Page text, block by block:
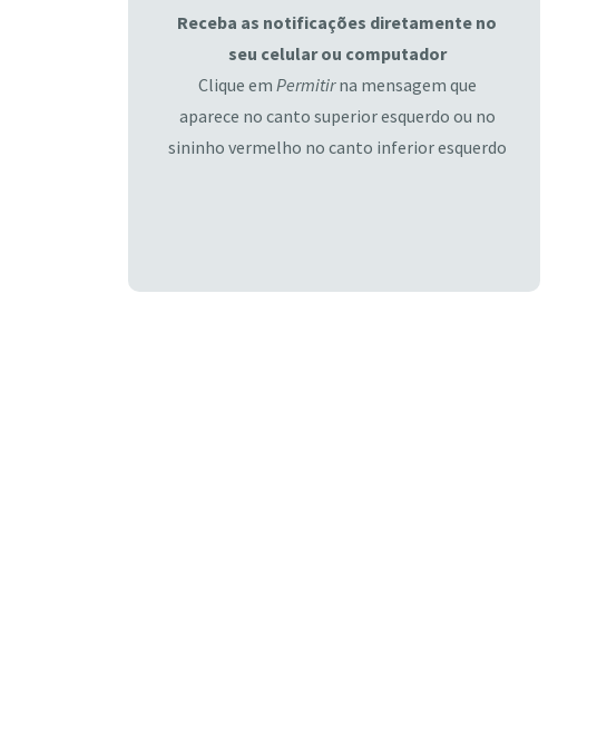
Receba as notificações diretamente no
seu celular ou computador
Clique em Permitirna mensagem que
aparece no canto superior esquerdo ou no
sininho vermelho no canto inferior esquerdo